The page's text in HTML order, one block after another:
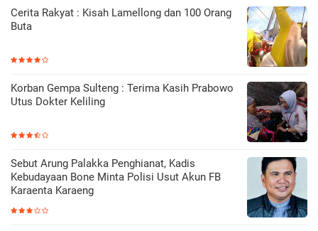
Cerita Rakyat : Kisah Lamellong dan 100 Orang
Buta
Korban Gempa Sulteng : Terima Kasih Prabowo
Utus Dokter Keliling
Sebut Arung Palakka Penghianat, Kadis
Kebudayaan Bone Minta Polisi Usut Akun FB
Karaenta Karaeng